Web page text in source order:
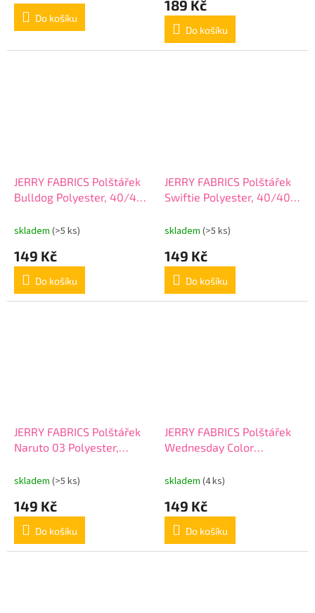
5,0
5
Do košíku
189 Kč
Do košíku
JERRY FABRICS Polštářek
Bulldog Polyester, 40/40
skladem (>5 ks)
149 Kč
Do košíku
JERRY FABRICS Polštářek
Swiftie Polyester, 40/40
skladem (>5 ks)
149 Kč
Do košíku
JERRY FABRICS Polštářek
Naruto 03 Polyester,
skladem (>5 ks)
149 Kč
Do košíku
JERRY FABRICS Polštářek
Wednesday Color
skladem (4 ks)
149 Kč
Do košíku